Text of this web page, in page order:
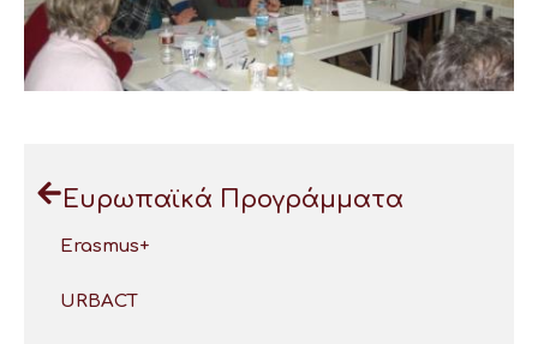
Ευρωπαϊκά Προγράμματα
Erasmus+
URBACT